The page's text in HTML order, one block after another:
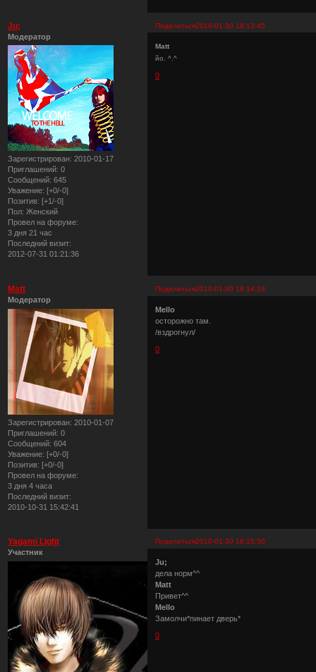
Поделиться2010-01-30 18:13:45
Ju;
Модератор
Зарегистрирован: 2010-01-17
Приглашений: 0
Сообщений: 645
Уважение: [+0/-0]
Позитив: [+1/-0]
Пол: Женский
Провел на форуме:
3 дня 21 час
Последний визит:
2012-07-31 01:21:36
Matt
йо. ^.^
0
Поделиться2010-01-30 18:14:18
Matt
Модератор
Зарегистрирован: 2010-01-07
Приглашений: 0
Сообщений: 604
Уважение: [+0/-0]
Позитив: [+0/-0]
Провел на форуме:
3 дня 4 часа
Последний визит:
2010-10-31 15:42:41
Mello
осторожно там.
/вздрогнул/
0
Поделиться2010-01-30 18:15:50
Yagami Light
Участник
Ju;
дела норм^^
Matt
Привет^^
Mello
Замолчи*пинает дверь*
0